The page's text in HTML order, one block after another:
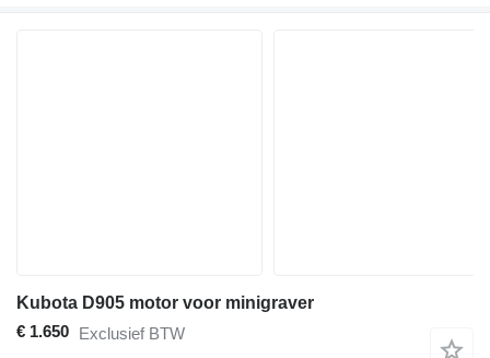
Kubota D905 motor voor minigraver
€ 1.650 Exclusief BTW